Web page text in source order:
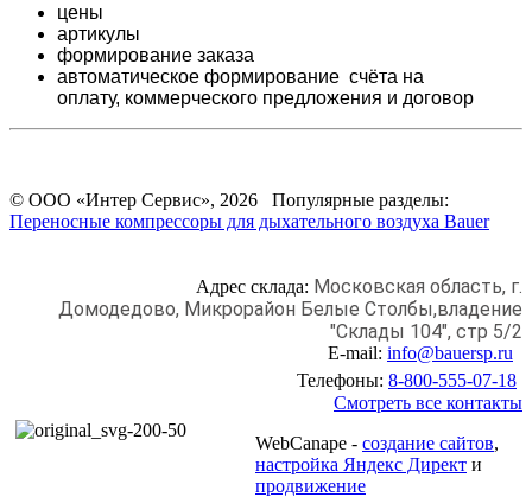
цены
артикулы
формирование заказа
автоматическое формирование счёта на
оплату, коммерческого предложения и договор
© ООО «Интер Сервис», 2026 Популярные разделы:
Переносные компрессоры для дыхательного воздуха Bauer
Адрес склада: Московская область, г.
Домодедово, Микрорайон Белые Столбы,владение
"Склады 104", стр 5/2
E-mail: info@bauersp.ru
Телефоны: 8-800-555-07-18
Смотреть все контакты
WebCanape - создание сайтов,
настройка Яндекс Директ и
продвижение